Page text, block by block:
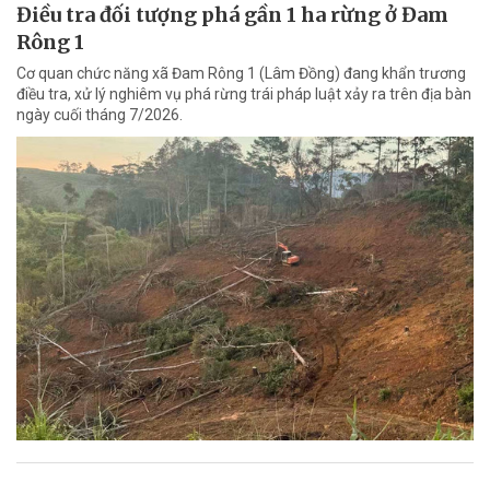
Điều tra đối tượng phá gần 1 ha rừng ở Đam
Rông 1
Cơ quan chức năng xã Đam Rông 1 (Lâm Đồng) đang khẩn trương
điều tra, xử lý nghiêm vụ phá rừng trái pháp luật xảy ra trên địa bàn
ngày cuối tháng 7/2026.